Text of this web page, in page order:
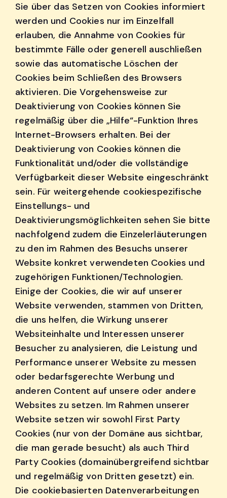
Sie über das Setzen von Cookies informiert
werden und Cookies nur im Einzelfall
erlauben, die Annahme von Cookies für
bestimmte Fälle oder generell auschließen
sowie das automatische Löschen der
Cookies beim Schließen des Browsers
aktivieren. Die Vorgehensweise zur
Deaktivierung von Cookies können Sie
regelmäßig über die „Hilfe“-Funktion Ihres
Internet-Browsers erhalten. Bei der
Deaktivierung von Cookies können die
Funktionalität und/oder die vollständige
Verfügbarkeit dieser Website eingeschränkt
sein. Für weitergehende cookiespezifische
Einstellungs- und
Deaktivierungsmöglichkeiten sehen Sie bitte
nachfolgend zudem die Einzelerläuterungen
zu den im Rahmen des Besuchs unserer
Website konkret verwendeten Cookies und
zugehörigen Funktionen/Technologien.
Einige der Cookies, die wir auf unserer
Website verwenden, stammen von Dritten,
die uns helfen, die Wirkung unserer
Websiteinhalte und Interessen unserer
Besucher zu analysieren, die Leistung und
Performance unserer Website zu messen
oder bedarfsgerechte Werbung und
anderen Content auf unsere oder andere
Websites zu setzen. Im Rahmen unserer
Website setzen wir sowohl First Party
Cookies (nur von der Domäne aus sichtbar,
die man gerade besucht) als auch Third
Party Cookies (domainübergreifend sichtbar
und regelmäßig von Dritten gesetzt) ein.
Die cookiebasierten Datenverarbeitungen